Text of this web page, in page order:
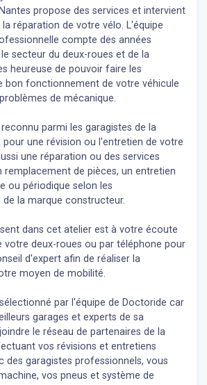
propose des services et intervient
réparation de votre vélo. L'équipe
compte des années
secteur du deux-roues et de la
heureuse de pouvoir faire les
bon fonctionnement de votre véhicule
de mécanique.
parmi les garagistes de la
pour une révision ou l'entretien de votre
une réparation ou des services
remplacement de pièces, un entretien
ou périodique selon les
la marque constructeur.
dans cet atelier est à votre écoute
votre deux-roues ou par téléphone pour
d'expert afin de réaliser la
moyen de mobilité.
par l'équipe de Doctoride car
garages et experts de sa
le réseau de partenaires de la
vos révisions et entretiens
des garagistes professionnels, vous
vos pneus et système de